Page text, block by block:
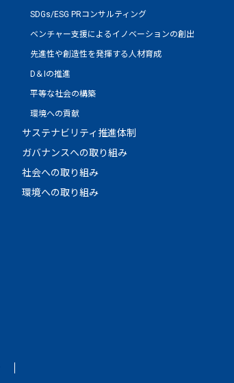
SDGs/ESG PRコンサルティング
ベンチャー支援によるイノベーションの創出
先進性や創造性を発揮する人材育成
D＆Iの推進
平等な社会の構築
環境への貢献
サステナビリティ推進体制
ガバナンスへの取り組み
社会への取り組み
環境への取り組み